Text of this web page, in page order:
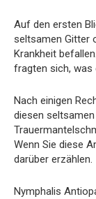
Auf den ersten
seltsamen Gitter
Krankheit
fragten sich, was
Nach einigen
diesen
Wenn Sie diese
darüber erzählen.
Nymphalis